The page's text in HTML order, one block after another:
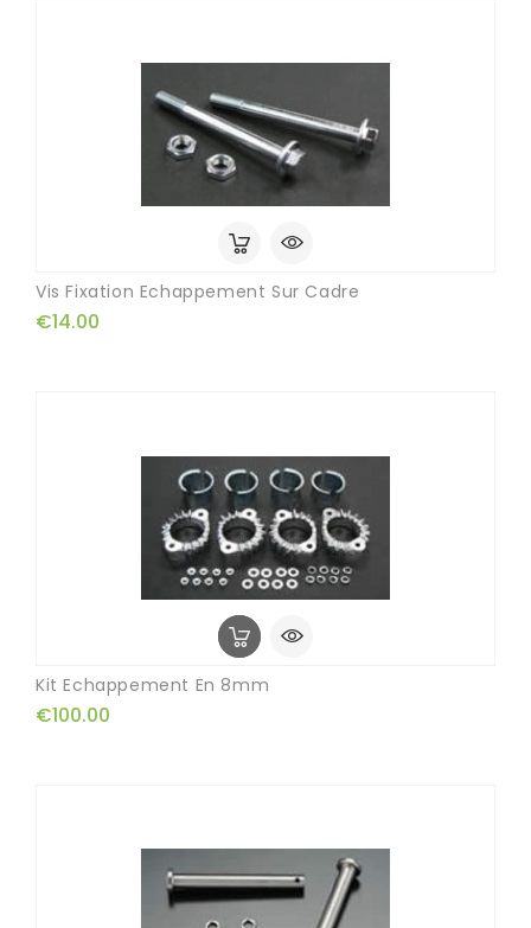
Vis Fixation Echappement Sur Cadre
€14.00
Kit Echappement En 8mm
€100.00